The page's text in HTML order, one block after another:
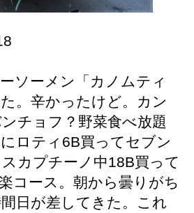
ソーメン「カノムティ
。辛かったけど。カン
チョフ？野菜食べ放題
ロティ6B買ってセブン
カプチーノ中18B買って
コース。朝から曇りがち
日が差してきた。これ